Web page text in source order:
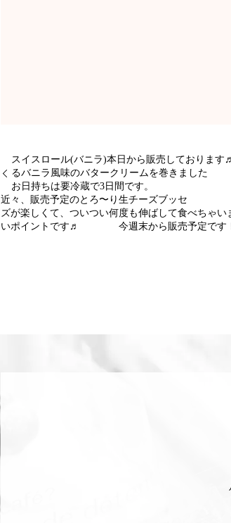
スイスロール(バニラ)本日から販売しており
るバニラ風味のバタークリームを巻きまし
お日持ちは要冷蔵で3日間です。
近々、販売予定のとろ〜り生チーズブッセ
ズが楽しくて、ついつい何度も伸ばして食べち
いポイントです♬ 今週末から販売予定